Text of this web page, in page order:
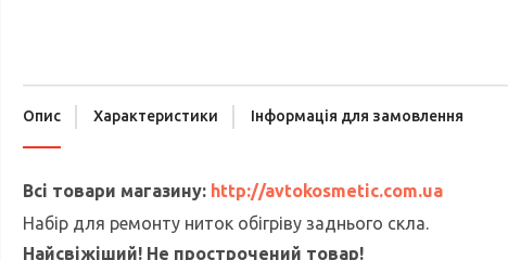
Опис Характеристики Інформація для замовлення
Всі товари магазину: http://avtokosmetic.com.ua
Набір для ремонту ниток обігріву заднього скла.
Найсвіжіший! Не прострочений товар!